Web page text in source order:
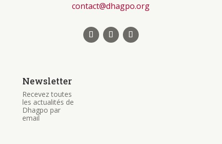
contact@dhagpo.org
Newsletter
Recevez toutes
les actualités de
Dhagpo par
email